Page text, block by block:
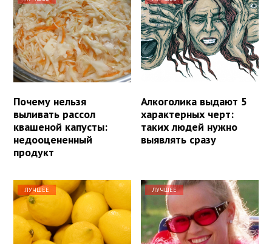
Почему нельзя
выливать рассол
квашеной капусты:
недооцененный
продукт
Алкоголика выдают 5
характерных черт:
таких людей нужно
выявлять сразу
ЛУЧШЕЕ ЛУЧШЕЕ